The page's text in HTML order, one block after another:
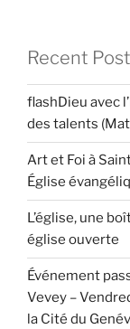
Recent
flashDieu avec
des talents
Art et Foi à
Église
L’église, une
église ouverte
Événement
Vevey –
la Cité du